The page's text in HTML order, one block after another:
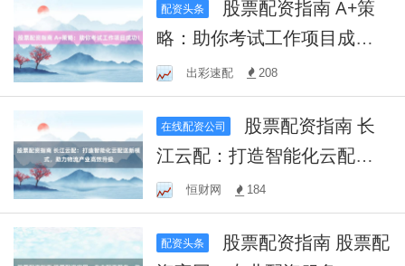
配资头条
略：助你考试工作项目成
功！出彩速配 208
在线配资公司
江云配：打造智能化云配送
新模式，助力物流产业高效
升级
恒财网 184
配资头条